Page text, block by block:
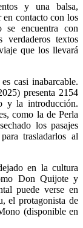
y una balsa,
en contacto con los
se encuentra con
textos
que los llevará
casi inabarcable.
presenta 2154
y la introducción.
como la de Perla
los pasajes
trasladarlos al
en la cultura
Don Quijote y
puede verse en
el protagonista de
(disponible en